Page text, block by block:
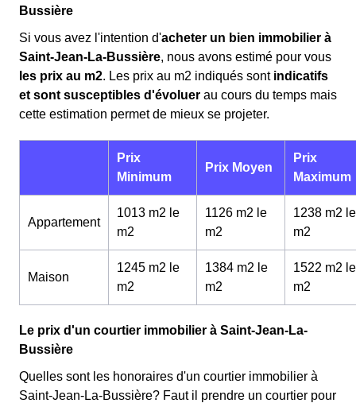
Bussière
Si vous avez l'intention d'acheter un bien immobilier à
Saint-Jean-La-Bussière, nous avons estimé pour vous
les prix au m2. Les prix au m2 indiqués sont indicatifs
et sont susceptibles d'évoluer au cours du temps mais
cette estimation permet de mieux se projeter.
Prix
Minimum
Prix Moyen
Prix
Maximum
Appartement
1013 m2 le
m2
1126 m2 le
m2
1238 m2 le
m2
Maison
1245 m2 le
m2
1384 m2 le
m2
1522 m2 le
m2
Le prix d'un courtier immobilier à Saint-Jean-La-
Bussière
Quelles sont les honoraires d'un courtier immobilier à
Saint-Jean-La-Bussière? Faut il prendre un courtier pour